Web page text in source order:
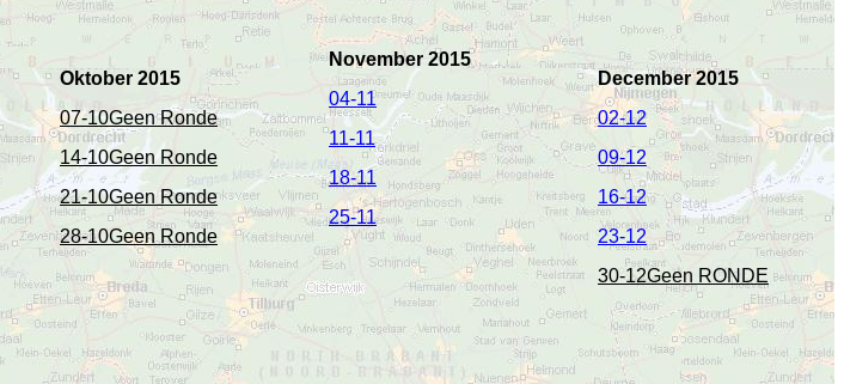
Oktober 2015
07-10Geen Ronde
14-10Geen Ronde
21-10Geen Ronde
28-10Geen Ronde
November 2015
04-11
11-11
18-11
25-11
December 2015
02-12
09-12
16-12
23-12
30-12Geen RONDE